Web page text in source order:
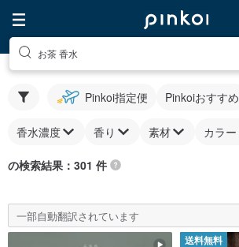
お茶 香水
Pinkoi指定便 Pinkoiおすすめ
香水濃度 香り 素材 カラー
の検索結果：301 件
一部自動翻訳されています
送料無料